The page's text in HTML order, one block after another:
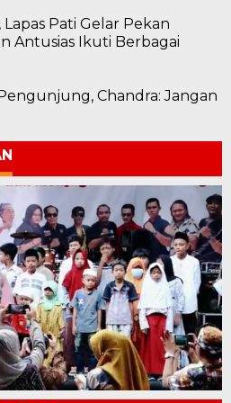
Pati Gelar Pekan
Antusias Ikuti Berbagai
Chandra: Jangan